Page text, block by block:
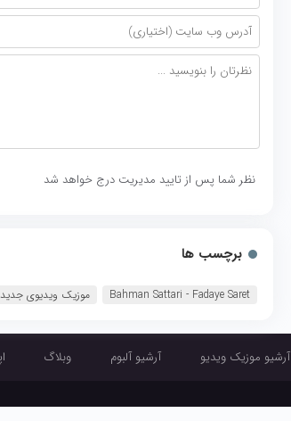
نظر شما پس از تایید مدیریت درج خواهد شد
برچسب ها
Bahman Sattari - Fadaye Saret‏ موزیک ویدیوی
آرشیو موزیک ویدیو آرشیو آلبوم وبلاگ